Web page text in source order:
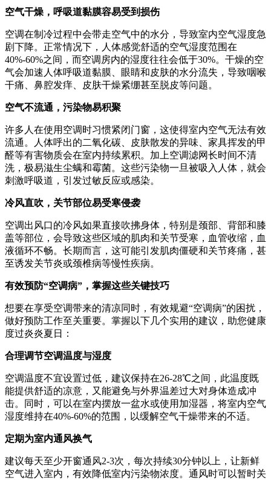
空气干燥，呼吸道黏膜容易受到损伤
空调在制冷过程中会带走空气中的水分，导致室内空气湿度急
剧下降。正常情况下，人体感觉舒适的空气湿度范围在
40%-60%之间，而空调房内的湿度往往会低于30%。干燥的空
气会加速人体呼吸道黏膜、眼睛和皮肤的水分流失，导致咽喉
干痛、鼻腔发痒、皮肤干燥紧绷甚至脱皮等问题。
空气不流通，污染物易积聚
许多人在使用空调时习惯紧闭门窗，这使得室内空气无法有效
流通。人体呼出的二氧化碳、皮肤散发的异味、家具挥发的甲
醛等有害物质会在室内持续累积。加上空调滤网长时间不清
洗，极易滋生尘螨和霉菌。这些污染物一旦被吸入人体，就会
刺激呼吸道，引发过敏反应或感染。
冷风直吹，关节部位易受寒侵袭
空调出风口的冷风如果直接吹拂身体，特别是颈部、背部和膝
盖等部位，会导致这些区域的肌肉和关节受寒，血管收缩，血
液循环不畅。长期而言，这可能引发肌肉僵硬和关节疼痛，甚
至诱发关节炎或颈椎病等慢性疾病。
有效预防“空调病”，掌握这些关键技巧
想要在享受空调带来的清凉同时，有效规避“空调病”的困扰，
做好预防工作至关重要。掌握以下几个实用的建议，助您健康
度过炎炎夏日：
合理调节空调温度与湿度
空调温度不宜设置过低，建议保持在26-28℃之间，此温度既
能提供舒适的凉意，又能避免与外界温差过大对身体造成冲
击。同时，可以在室内摆放一盆水或使用加湿器，将室内空气
湿度维持在40%-60%的范围，以缓解空气干燥带来的不适。
定期为室内通风换气
建议每天至少开窗通风2-3次，每次持续30分钟以上，让新鲜
空气进入室内，有效降低室内污染物浓度。通风时可以暂时关